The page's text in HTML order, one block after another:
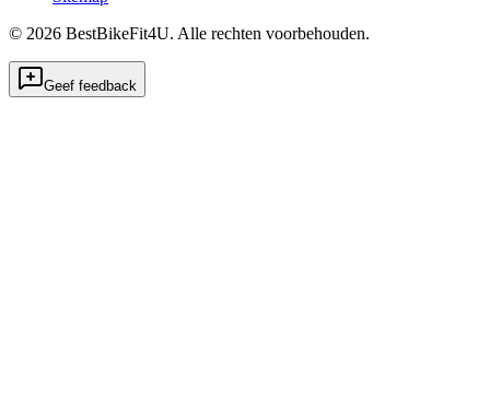
© 2026 BestBikeFit4U. Alle rechten voorbehouden.
Geef feedback